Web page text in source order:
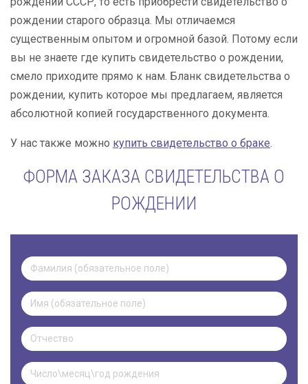
рождении старого образца. Мы отличаемся
существенным опытом и огромной базой. Потому если
вы не знаете где купить свидетельство о рождении,
смело приходите прямо к нам. Бланк свидетельства о
рождении, купить которое мы предлагаем, является
абсолютной копией государственного документа.
У нас также можно купить свидетельство о браке.
ФОРМА ЗАКАЗА СВИДЕТЕЛЬСТВА О
РОЖДЕНИИ